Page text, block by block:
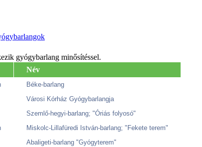
gyógybarlang minősítéssel.
Név
Béke-barlang
Városi Kórház Gyógybarlangja
Szemlő-hegyi-barlang; "Óriás folyosó"
Miskolc-Lillafüredi István-barlang; "Fekete terem"
Abaligeti-barlang "Gyógyterem"